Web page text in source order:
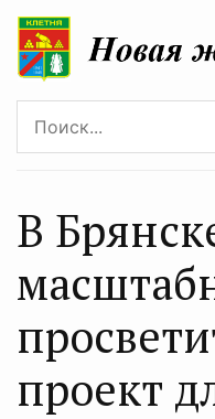
В
проект